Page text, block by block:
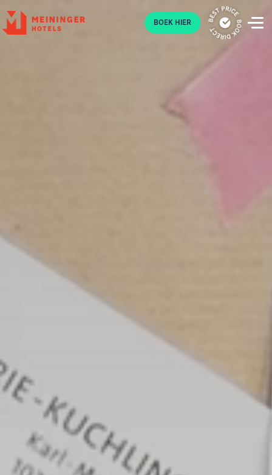
P BOEK HIER